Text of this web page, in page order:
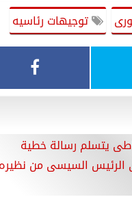
توجيهات رئاسيه
يتسلم رسالة خطية
الرئيس السيسى من